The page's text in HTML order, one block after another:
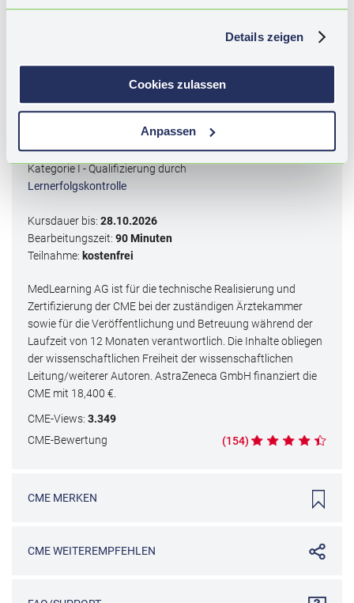
Details zeigen
Cookies zulassen
Anpassen
Diagnose, Klassifikation ACC, ESC Leitlinie, HFpEF, HFrEF,
Kategorie I - Qualifizierung durch
Lernerfolgskontrolle
Kursdauer bis: 28.10.2026
Bearbeitungszeit: 90 Minuten
Teilnahme: kostenfrei
MedLearning AG ist für die technische Realisierung und
Zertifizierung der CME bei der zuständigen Ärztekammer
sowie für die Veröffentlichung und Betreuung während der
Laufzeit von 12 Monaten verantwortlich. Die Inhalte obliegen
der wissenschaftlichen Freiheit der wissenschaftlichen
Leitung/weiterer Autoren. AstraZeneca GmbH finanziert die
CME mit 18,400 €.
CME-Views: 3.349
CME-Bewertung (154)
CME MERKEN
CMEWEITEREMPFEHLEN